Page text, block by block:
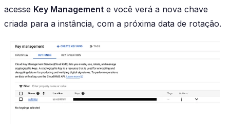
acesse Key Management e você verá a nova chave
criada para a instância, com a próxima data de rotação.